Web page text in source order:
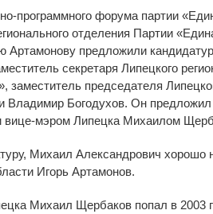
программного форума партии «
отделения Партии «
Артамонову предложили
секретаря Липецкого
, заместитель председателя
Владимир Богодухов. Он предложил
вице-мэром Липецка Михаилом
Михаил Александрович хорошо
Игорь Артамонов.
Михаил Щербаков попал в 2003